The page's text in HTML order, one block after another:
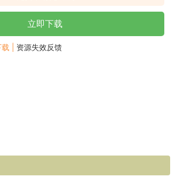
立即下载
| 资源失效反馈